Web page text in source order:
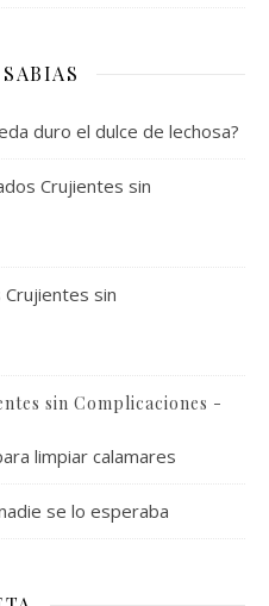
duro el dulce de lechosa?
Crujientes sin
sin
sin Complicaciones -
limpiar calamares
se lo esperaba